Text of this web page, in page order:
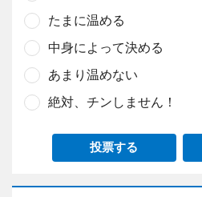
たまに温める
中身によって決める
あまり温めない
絶対、チンしません！
投票する